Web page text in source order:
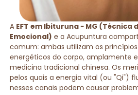
A EFT em Ibituruna - MG (Técnica
Emocional) e a Acupuntura
comum: ambas utilizam os
energéticos do corpo, amplamente
medicina tradicional chinesa. Os
pelos quais a energia vital (ou "Qi")
nesses canais podem causar